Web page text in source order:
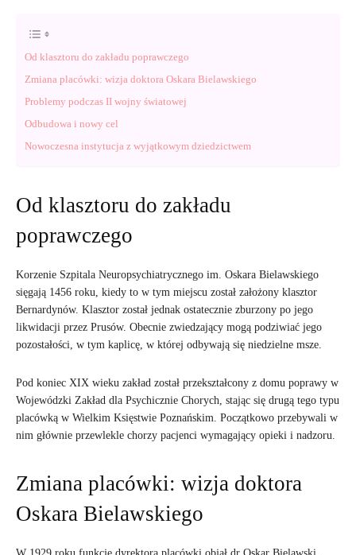
Od klasztoru do zakładu poprawczego
Zmiana placówki: wizja doktora Oskara Bielawskiego
Problemy podczas II wojny światowej
Odbudowa i nowy cel
Nowoczesna instytucja z wyjątkowym dziedzictwem
Od klasztoru do zakładu
poprawczego
Korzenie Szpitala Neuropsychiatrycznego im. Oskara Bielawskiego
sięgają 1456 roku, kiedy to w tym miejscu został założony klasztor
Bernardynów. Klasztor został jednak ostatecznie zburzony po jego
likwidacji przez Prusów. Obecnie zwiedzający mogą podziwiać jego
pozostałości, w tym kaplicę, w której odbywają się niedzielne msze.
Pod koniec XIX wieku zakład został przekształcony z domu poprawy w
Wojewódzki Zakład dla Psychicznie Chorych, stając się drugą tego typu
placówką w Wielkim Księstwie Poznańskim. Początkowo przebywali w
nim głównie przewlekle chorzy pacjenci wymagający opieki i nadzoru.
Zmiana placówki: wizja doktora
Oskara Bielawskiego